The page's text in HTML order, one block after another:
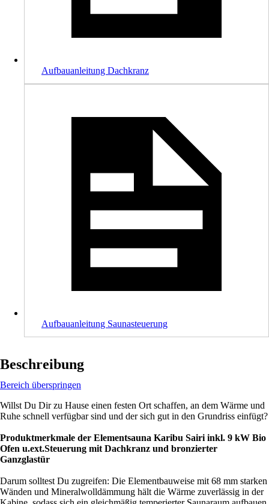
Aufbauanleitung Dachkranz
Aufbauanleitung Saunasteuerung
Beschreibung
Bereich überspringen
Willst Du Dir zu Hause einen festen Ort schaffen, an dem Wärme und
Ruhe schnell verfügbar sind und der sich gut in den Grundriss einfügt?
Produktmerkmale der Elementsauna Karibu Sairi inkl. 9 kW Bio
Ofen u.ext.Steuerung mit Dachkranz und bronzierter
Ganzglastür
Darum solltest Du zugreifen: Die Elementbauweise mit 68 mm starken
Wänden und Mineralwolldämmung hält die Wärme zuverlässig in der